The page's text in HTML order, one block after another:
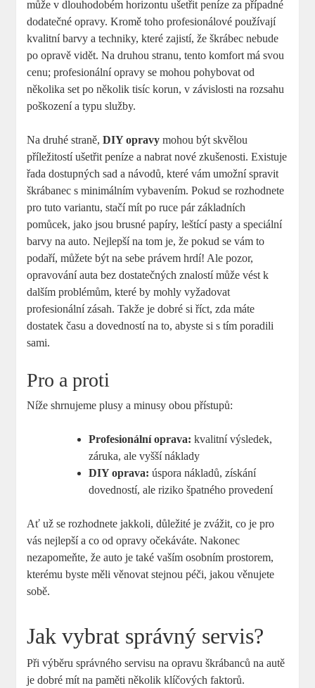
může v dlouhodobém horizontu ušetřit peníze za případné
dodatečné opravy. Kromě toho profesionálové používají
kvalitní barvy a techniky, které zajistí, že škrábec nebude
po opravě vidět. Na druhou stranu, tento komfort má svou
cenu; profesionální opravy se mohou pohybovat od
několika set po několik tisíc korun, v závislosti na rozsahu
poškození a typu služby.
Na druhé straně,DIY opravy mohou být skvělou
příležitostí ušetřit peníze a nabrat nové zkušenosti. Existuje
řada dostupných sad a návodů, které vám umožní spravit
škrábanec s minimálním vybavením. Pokud se rozhodnete
pro tuto variantu, stačí mít po ruce pár základních
pomůcek, jako jsou brusné papíry, leštící pasty a speciální
barvy na auto. Nejlepší na tom je, že pokud se vám to
podaří, můžete být na sebe právem hrdí! Ale pozor,
opravování auta bez dostatečných znalostí může vést k
dalším problémům, které by mohly vyžadovat
profesionální zásah. Takže je dobré si říct, zda máte
dostatek času a dovedností na to, abyste si s tím poradili
sami.
Pro a proti
Níže shrnujeme plusy a minusy obou přístupů:
Profesionální oprava: kvalitní výsledek,
záruka, ale vyšší náklady
DIY oprava: úspora nákladů, získání
dovedností, ale riziko špatného provedení
Ať už se rozhodnete jakkoli, důležité je zvážit, co je pro
vás nejlepší a co od opravy očekáváte. Nakonec
nezapomeňte, že auto je také vaším osobním prostorem,
kterému byste měli věnovat stejnou péči, jakou věnujete
sobě.
Jak vybrat správný servis?
Při výběru správného servisu na opravu škrábanců na autě
je dobré mít na paměti několik klíčových faktorů.